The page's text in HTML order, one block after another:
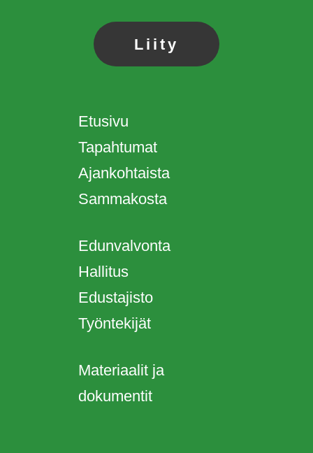
Liity
Etusivu
Tapahtumat
Ajankohtaista
Sammakosta
Edunvalvonta
Hallitus
Edustajisto
Työntekijät
Materiaalit ja
dokumentit